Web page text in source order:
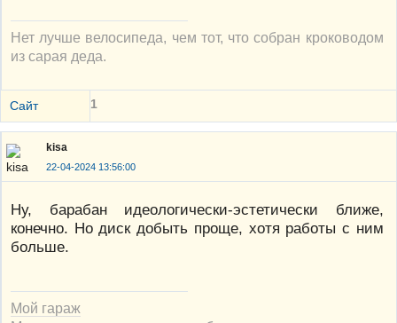
Нет лучше велосипеда, чем тот, что собран кроководом
из сарая деда.
Сайт 1
kisa
22-04-2024 13:56:00
Ну, барабан идеологически-эстетически ближе,
конечно. Но диск добыть проще, хотя работы с ним
больше.
Мой гараж